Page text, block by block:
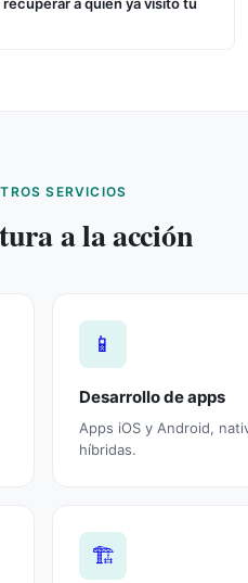
SERVICIOS
a la acción
📱
Desarrollo de apps
Apps iOS y Android,
híbridas.
🏗️